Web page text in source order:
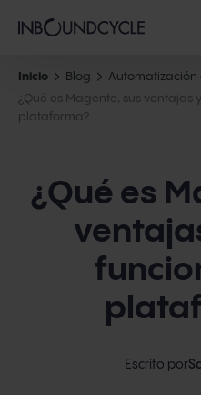
Inicio Blog
Automatización
¿Qué es Magento, sus ventajas
plataforma?
¿Qué es
Escrito por